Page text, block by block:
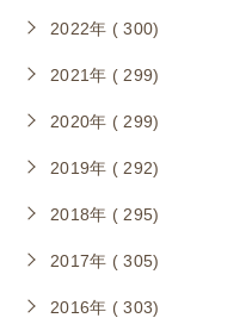
2022年 ( 300)
2021年 ( 299)
2020年 ( 299)
2019年 ( 292)
2018年 ( 295)
2017年 ( 305)
2016年 ( 303)